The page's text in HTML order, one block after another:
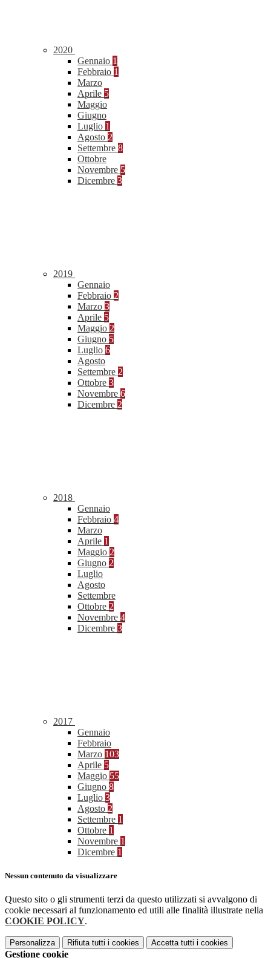
2020
Gennaio 1
Febbraio 1
Marzo
Aprile 5
Maggio
Giugno
Luglio 1
Agosto 2
Settembre 8
Ottobre
Novembre 5
Dicembre 3
2019
Gennaio
Febbraio 2
Marzo 3
Aprile 5
Maggio 2
Giugno 5
Luglio 6
Agosto
Settembre 2
Ottobre 3
Novembre 6
Dicembre 2
2018
Gennaio
Febbraio 4
Marzo
Aprile 1
Maggio 2
Giugno 2
Luglio
Agosto
Settembre
Ottobre 2
Novembre 4
Dicembre 3
2017
Gennaio
Febbraio
Marzo 103
Aprile 5
Maggio 55
Giugno 8
Luglio 3
Agosto 2
Settembre 1
Ottobre 1
Novembre 1
Dicembre 1
Nessun contenuto da visualizzare
Questo sito o gli strumenti terzi da questo utilizzati si avvalgono di
cookie necessari al funzionamento ed utili alle finalità illustrate nella
COOKIE POLICY.
Personalizza Rifiuta tutti i cookies Accetta tutti i cookies
Gestione cookie